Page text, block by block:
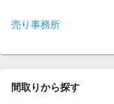
売り事務所
間取りから探す